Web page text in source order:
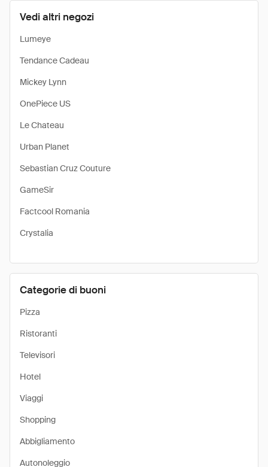
Vedi altri negozi
Lumeye
Tendance Cadeau
Mickey Lynn
OnePiece US
Le Chateau
Urban Planet
Sebastian Cruz Couture
GameSir
Factcool Romania
Crystalia
Categorie di buoni
Pizza
Ristoranti
Televisori
Hotel
Viaggi
Shopping
Abbigliamento
Autonoleggio